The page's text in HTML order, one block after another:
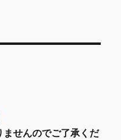
せんのでご了承くだ